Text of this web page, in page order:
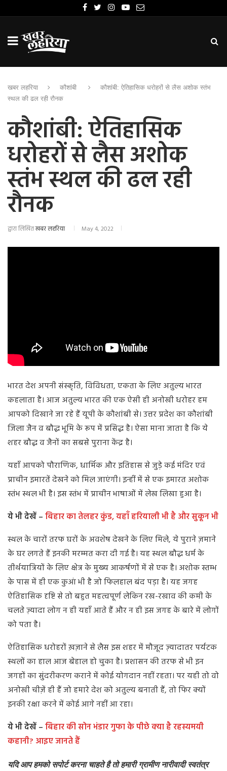
खबर लहरिया कौशांबी
कौशांबी: ऐतिहासिक धरोहरों से लैस अशोक स्तंभ
स्थल की ढल रही रौनक
कौशांबी: ऐतिहासिक
धरोहरों से लैस अशोक
स्तंभ स्थल की ढल रही
रौनक
द्वारा लिखितखबर लहरिया May 4, 2022
भारत देश अपनी संस्कृति, विविधता, एकता के लिए अतुल्य भारत
कहलाता है। आज अतुल्य भारत की एक ऐसी ही अनोखी धरोहर हम
आपको दिखाने जा रहे हैं यूपी के कौशांबी से। उत्तर प्रदेश का कौशांबी
जिला जैन व बौद्ध भूमि के रूप में प्रसिद्ध है। ऐसा माना जाता है कि ये
शहर बौद्ध व जैनों का सबसे पुराना केंद्र है।
यहाँ आपको पौराणिक, धार्मिक और इतिहास से जुड़े कई मंदिर एवं
प्राचीन इमारतें देखने को मिल जाएंगी। इन्हीं में से एक इमारत अशोक
स्तंभ स्थल भी है। इस स्तंभ में प्राचीन भाषाओं में लेख लिखा हुआ है।
ये भी देखें –बिहार का तेलहर कुंड, यहाँ हरियाली भी है और सुकून भी
स्थल के चारों तरफ घरों के अवशेष देखने के लिए मिले, ये पुराने ज़माने
के घर लगते हैं इनकी मरम्मत करा दी गई है। यह स्थल बौद्ध धर्म के
तीर्थयात्रियों के लिए क्षेत्र के मुख्य आकर्षणों में से एक है। अशोक स्तम्भ
के पास में ही एक कुआं भी है जो फिलहाल बंद पड़ा है। यह जगह
ऐतिहासिक दृष्टि से तो बहुत महत्वपूर्ण लेकिन रख-रखाव की कमी के
चलते ज़्यादा लोग न ही यहाँ आते हैं और न ही इस जगह के बारे में लोगों
को पता है।
ऐतिहासिक धरोहरों ख़ज़ाने से लैस इस शहर में मौजूद ज़्यादातर पर्यटक
स्थलों का हाल आज बेहाल हो चुका है। प्रशासन की तरफ से भी इन
जगहों का सुंदरीकरण कराने में कोई योगदान नहीं रहता। पर यही तो वो
अनोखी चीज़ें ही हैं जो हमारे देश को अतुल्य बनाती हैं, तो फिर क्यों
इनकी रक्षा करने में कोई आगे नहीं आ रहा।
ये भी देखें –बिहार की सोन भंडार गुफा के पीछे क्या है रहस्यमयी
कहानी? आइए जानते हैं
यदि आप हमको सपोर्ट करना चाहते है तो हमारी ग्रामीण नारीवादी स्वतंत्र